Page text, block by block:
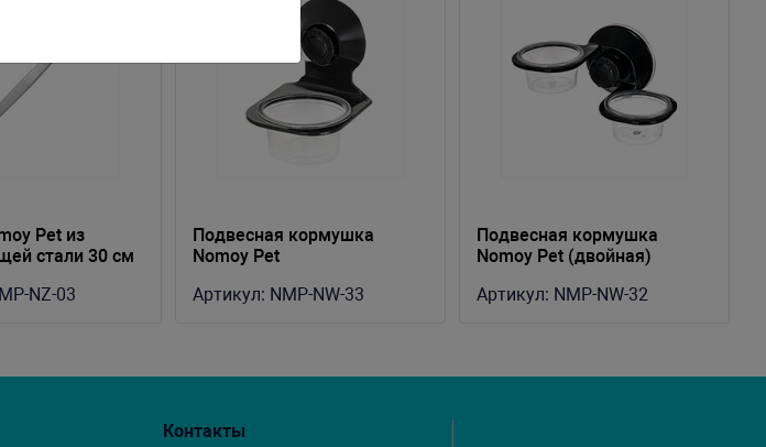
Pet из
стали 30 см
NZ-03
Подвесная кормушка
Nomoy Pet
Артикул: NMP-NW-33
Подвесная кормушка
Nomoy Pet (двойная)
Артикул: NMP-NW-32
Контакты